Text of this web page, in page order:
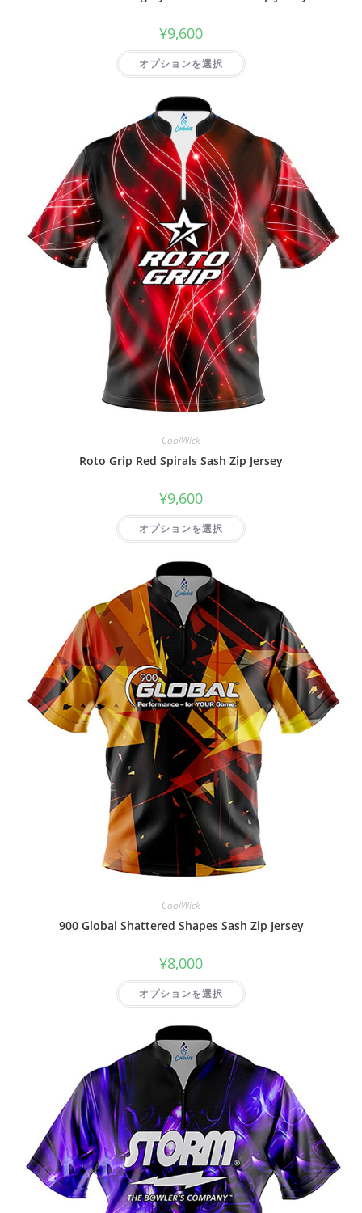
¥9,600
オプションを選択
CoolWick
Roto Grip Red Spirals Sash Zip Jersey
¥9,600
オプションを選択
CoolWick
900 Global Shattered Shapes Sash Zip Jersey
¥8,000
オプションを選択